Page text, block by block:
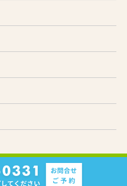
医者/歯科医院
科こども歯科クリニック